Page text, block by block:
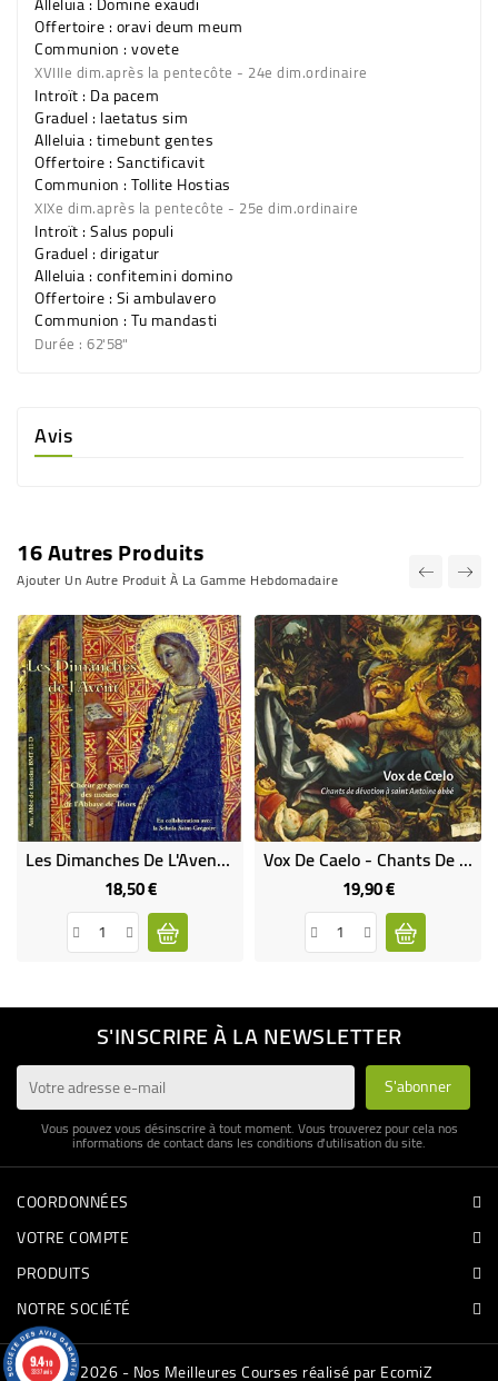
Offertoire : oravi deum meum
Communion : vovete
XVIIIe dim.après la pentecôte - 24e dim.ordinaire
Introït : Da pacem
Graduel : laetatus sim
Alleluia : timebunt gentes
Offertoire : Sanctificavit
Communion : Tollite Hostias
XIXe dim.après la pentecôte - 25e dim.ordinaire
Introït : Salus populi
Graduel : dirigatur
Alleluia : confitemini domino
Offertoire : Si ambulavero
Communion : Tu mandasti
Durée : 62'58"
Avis
16 Autres Produits
Ajouter Un Autre Produit À La Gamme Hebdomadaire
Les Dimanches De L'Avent (CD)
18,50 €Prix
Vox De Caelo - Chants De Dévotion À Saint Antoine Abbé
19,90 €Prix
S'INSCRIRE À LA NEWSLETTER
Vous pouvez vous désinscrire à tout moment. Vous trouverez pour cela nos
informations de contact dans les conditions d'utilisation du site.
COORDONNÉES
VOTRE COMPTE
PRODUITS
NOTRE SOCIÉTÉ
© 2026 - Nos Meilleures Courses réalisé par EcomiZ
9.4/10
3337 avis